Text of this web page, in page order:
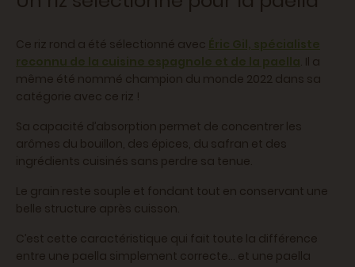
Ce riz rond a été sélectionné avec Éric Gil, spécialiste
reconnu de la cuisine espagnole et de la paella. Il a
même été nommé champion du monde 2022 dans sa
catégorie avec ce riz !
Sa capacité d’absorption permet de concentrer les
arômes du bouillon, des épices, du safran et des
ingrédients cuisinés sans perdre sa tenue.
Le grain reste souple et fondant tout en conservant une
belle structure après cuisson.
C’est cette caractéristique qui fait toute la différence
entre une paella simplement correcte… et une paella